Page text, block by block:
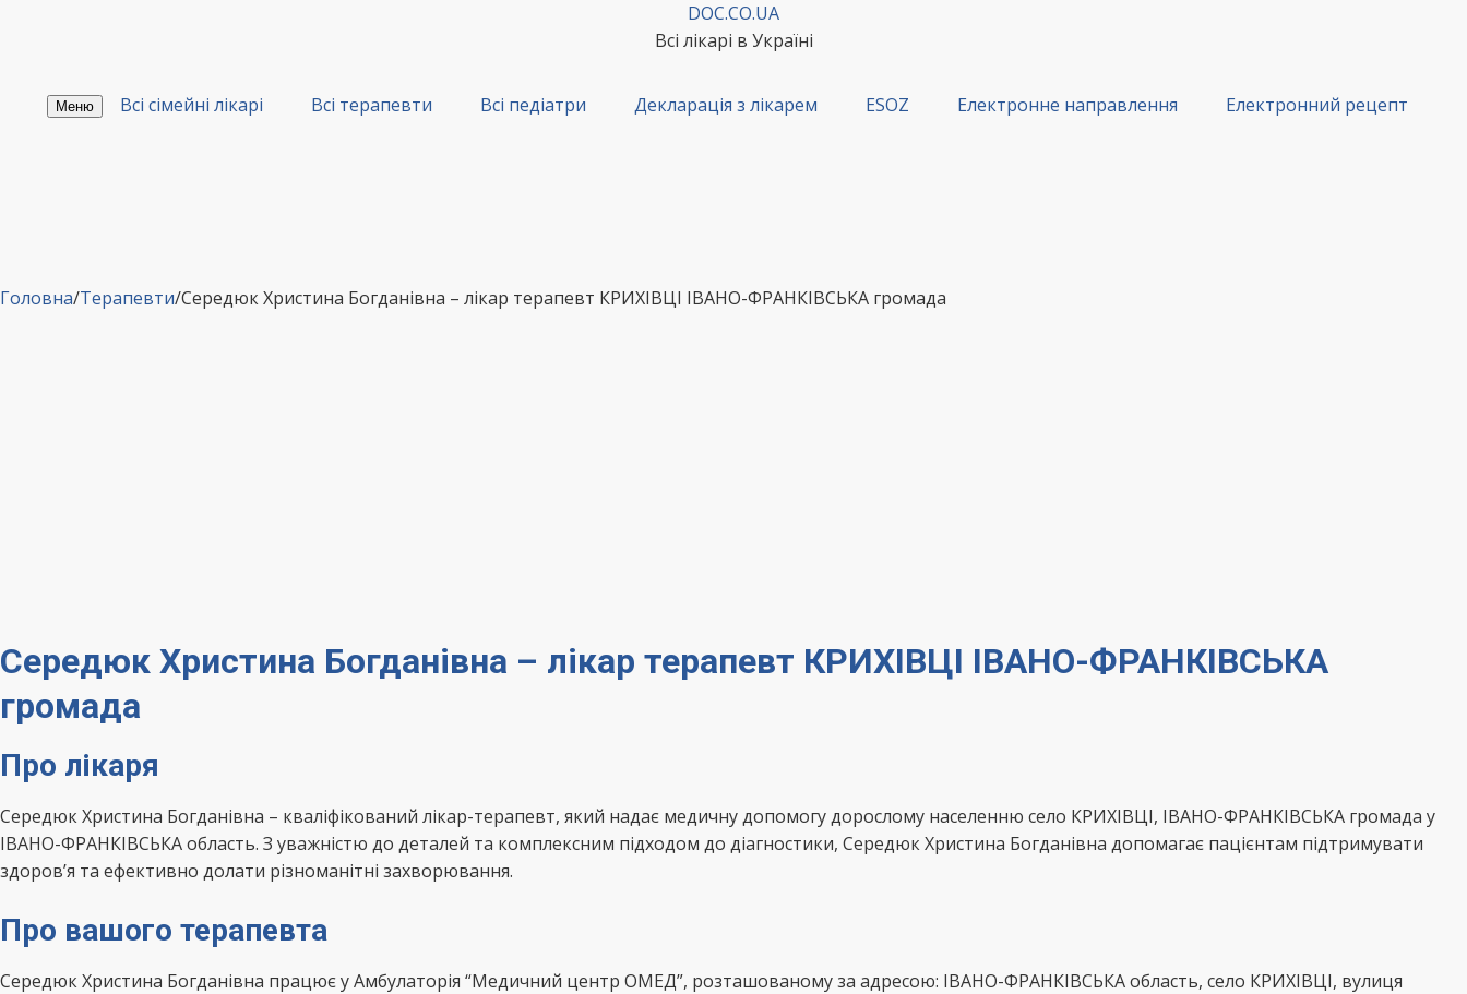
DOC.CO.UA
Всі лікарі в Україні
Меню Всі сімейні лікарі Всі терапевти Всі педіатри Декларація з лікарем ESOZ Електронне направлення Електронний рецепт
Головна/Терапевти/Середюк Христина Богданівна – лікар терапевт КРИХІВЦІ ІВАНО-ФРАНКІВСЬКА громада
Середюк Христина Богданівна – лікар терапевт КРИХІВЦІ ІВАНО-ФРАНКІВСЬКА
громада
Про лікаря
Середюк Христина Богданівна – кваліфікований лікар-терапевт, який надає медичну допомогу дорослому населенню село КРИХІВЦІ, ІВАНО-ФРАНКІВСЬКА громада у
ІВАНО-ФРАНКІВСЬКА область. З уважністю до деталей та комплексним підходом до діагностики, Середюк Христина Богданівна допомагає пацієнтам підтримувати
здоров’я та ефективно долати різноманітні захворювання.
Про вашого терапевта
Середюк Христина Богданівна працює у Амбулаторія “Медичний центр ОМЕД”, розташованому за адресою: ІВАНО-ФРАНКІВСЬКА область, село КРИХІВЦІ, вулиця